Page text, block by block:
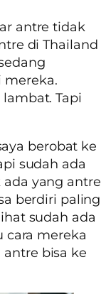
antre tidak
di Thailand
mereka.
Tapi
berobat ke
sudah ada
ada yang antre
berdiri paling
sudah ada
cara mereka
bisa ke